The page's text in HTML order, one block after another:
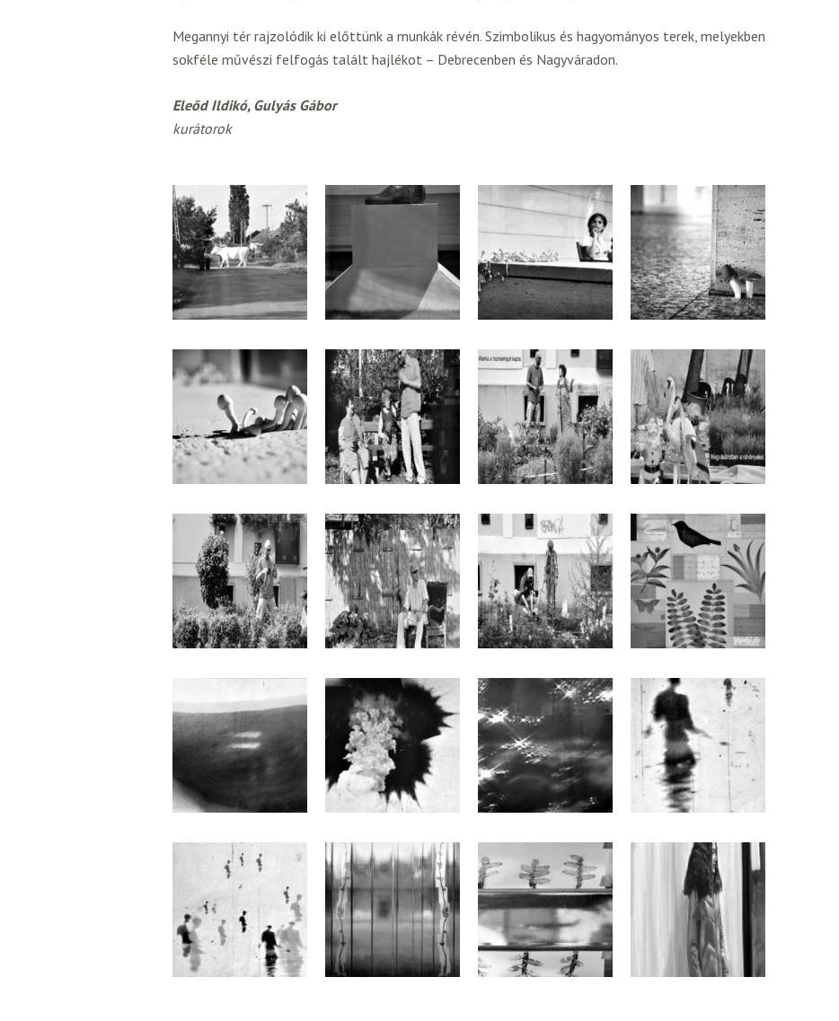
Megannyi tér rajzolódik ki előttünk a munkák révén. Szimbolikus és hagyományos terek, melyekben
sokféle művészi felfogás talált hajlékot – Debrecenben és Nagyváradon.
Eleőd Ildikó, Gulyás Gábor
kurátorok